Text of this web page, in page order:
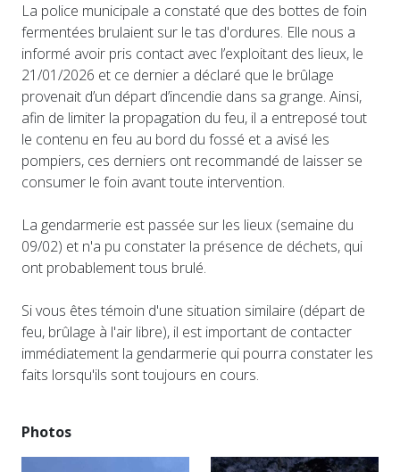
La police municipale a constaté que des bottes de foin
fermentées brulaient sur le tas d'ordures. Elle nous a
informé avoir pris contact avec l’exploitant des lieux, le
21/01/2026 et ce dernier a déclaré que le brûlage
provenait d’un départ d’incendie dans sa grange. Ainsi,
afin de limiter la propagation du feu, il a entreposé tout
le contenu en feu au bord du fossé et a avisé les
pompiers, ces derniers ont recommandé de laisser se
consumer le foin avant toute intervention.
La gendarmerie est passée sur les lieux (semaine du
09/02) et n'a pu constater la présence de déchets, qui
ont probablement tous brulé.
Si vous êtes témoin d'une situation similaire (départ de
feu, brûlage à l'air libre), il est important de contacter
immédiatement la gendarmerie qui pourra constater les
faits lorsqu'ils sont toujours en cours.
Photos